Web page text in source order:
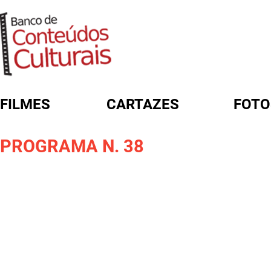
FILMES CARTAZES
PROGRAMA N. 38
FORMULÁRIO DE BUSCA